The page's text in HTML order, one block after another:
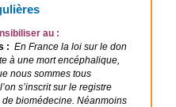
au :
: En France la loi sur le don
à une mort encéphalique,
nous sommes tous
s’inscrit sur le registre
de biomédecine. Néanmoins